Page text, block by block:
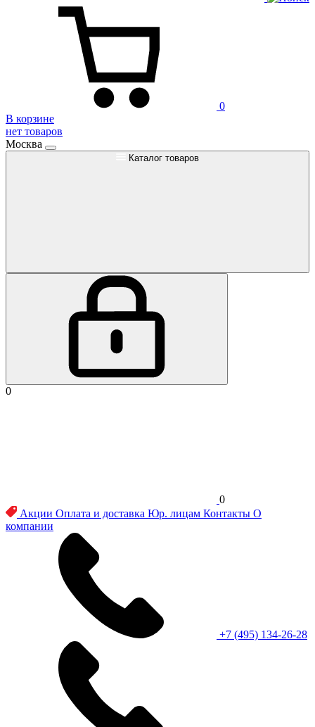
0
В корзине
нет товаров
Москва
Каталог товаров
0
0
Акции Оплата и доставка Юр. лицам Контакты О
компании
+7 (495) 134-26-28